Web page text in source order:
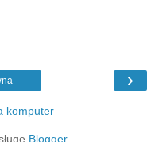
›
komputer
Blogger.